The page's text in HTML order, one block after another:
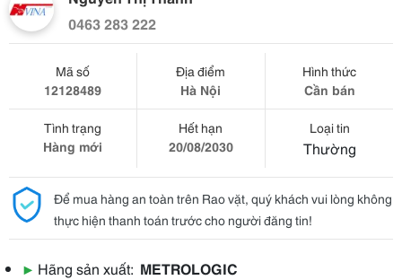
0463 283 222
Mã số
12128489
Địa điểm
Hà Nội
Hình thức
Cần bán
Tình trạng
Hàng mới
Hết hạn
20/08/2030
Loại tin
Thường
Để mua hàng an toàn trên Rao vặt, quý khách vui lòng không
thực hiện thanh toán trước cho người đăng tin!
▶ Hãng sản xuất: METROLOGIC